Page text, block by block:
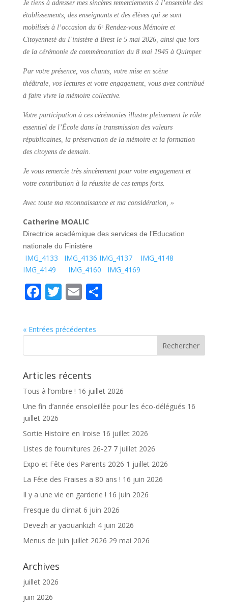
Je tiens à adresser mes sincères remerciements à l’ensemble des
établissements, des enseignants et des élèves qui se sont
mobilisés à l’occasion du 6ᵉ Rendez-vous Mémoire et
Citoyenneté du Finistère à Brest le 5 mai 2026, ainsi que lors
de la cérémonie de commémoration du 8 mai 1945 à Quimper.
Par votre présence, vos chants, votre mise en scène
théâtrale, vos lectures et votre engagement, vous avez contribué
à faire vivre la mémoire collective.
Votre participation à ces cérémonies illustre pleinement le rôle
essentiel de l’École dans la transmission des valeurs
républicaines, la préservation de la mémoire et la formation
des citoyens de demain.
Je vous remercie très sincèrement pour votre engagement et
votre contribution à la réussite de ces temps forts.
Avec toute ma reconnaissance et ma considération, »
Catherine MOALIC
Directrice académique des services de l’Education
nationale du Finistère
IMG_4133 IMG_4136 IMG_4137
IMG_4148
IMG_4149
IMG_4160 IMG_4169
F
e
b
o
o
k
T
itt
er
E
ai
l
P
g
er
« Entrées précédentes
Articles récents
Tous à l’ombre ! 16 juillet 2026
Une fin d’année ensoleillée pour les éco-délégués 16
juillet 2026
Sortie Histoire en Iroise 16 juillet 2026
Listes de fournitures 26-27 7 juillet 2026
Expo et Fête des Parents 2026 1 juillet 2026
La Fête des Fraises a 80 ans ! 16 juin 2026
Il y a une vie en garderie ! 16 juin 2026
Fresque du climat 6 juin 2026
Devezh ar yaouankizh 4 juin 2026
Menus de juin juillet 2026 29 mai 2026
Archives
juillet 2026
juin 2026